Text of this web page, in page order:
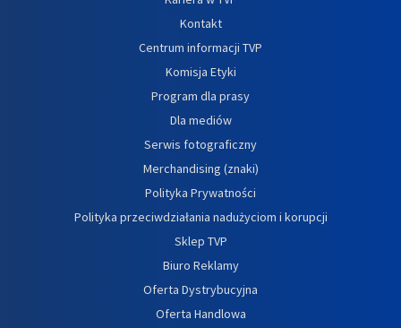
Kontakt
Centrum informacji TVP
Komisja Etyki
Program dla prasy
Dla mediów
Serwis fotograficzny
Merchandising (znaki)
Polityka Prywatności
Polityka przeciwdziałania nadużyciom i korupcji
Sklep TVP
Biuro Reklamy
Oferta Dystrybucyjna
Oferta Handlowa